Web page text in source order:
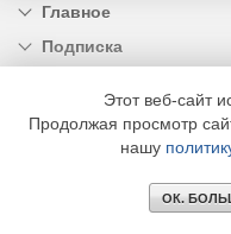
Главное
Подписка
© 2002 - 2026 OOO
Этот веб-сайт
Продолжая просмотр
нашу
ОК.